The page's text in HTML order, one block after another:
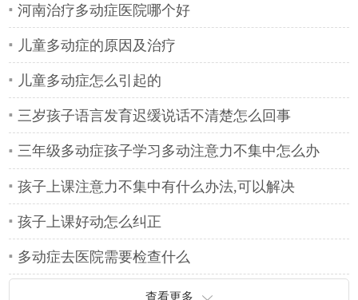
院河南治疗多动症医院哪个好
儿童多动症的原因及治疗
儿童多动症怎么引起的
三岁孩子语言发育迟缓说话不清楚怎么回事
三年级多动症孩子学习多动注意力不集中怎么办
孩子上课注意力不集中有什么办法,可以解决
孩子上课好动怎么纠正
多动症去医院需要检查什么
查看更多